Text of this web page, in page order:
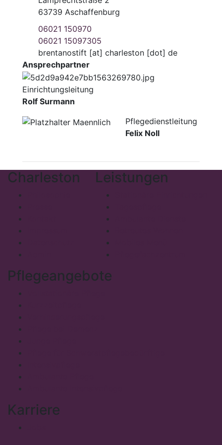
63739 Aschaffenburg
06021 150970
06021 15097305
brentanostift [at]charleston [dot] de
Ansprechpartner
Einrichtungsleitung
Rolf Surmann
Pflegedienstleitung
Felix Noll
Charleston Leistungen
Pflegeangebote
Karriere